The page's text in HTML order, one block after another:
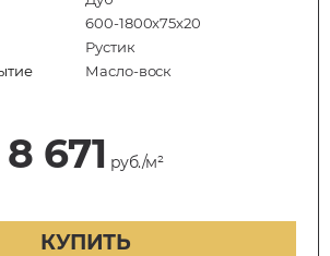
600-1800x75x20
Рустик
Масло-воск
8 671 руб./м²
КУПИТЬ